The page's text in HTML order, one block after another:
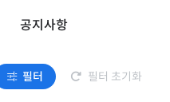
공지사항
필터 필터 초기화